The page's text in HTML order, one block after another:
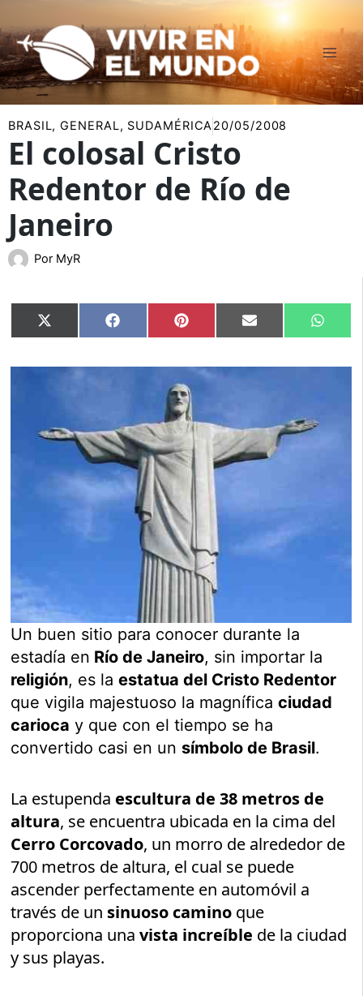
al
contenido
BRASIL,GENERAL, SUDAMÉRICA20/05/2008
El colosal Cristo
Redentor de Río de
Janeiro
Por MyR
Compartir
en
X
(Twitter)
Compartir
en
Facebook Compartir
en
Pinterest Compartir
en
Email
en
Un buen sitio para conocer durante la
estadía en Río de Janeiro, sin importar la
religión, es laestatua del Cristo Redentor
que vigila majestuoso la magníficaciudad
carioca y que con el tiempo se ha
convertido casi en un símbolo de Brasil.
La estupenda escultura de 38 metros de
altura, se encuentra ubicada en la cima del
Cerro Corcovado, un morro de alrededor de
700 metros de altura, el cual se puede
ascender perfectamente en automóvil a
través de un sinuoso camino que
proporciona una vista increíble de la ciudad
y sus playas.